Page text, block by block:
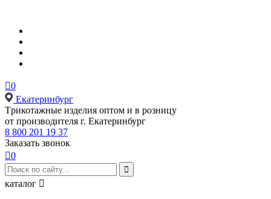
0
Екатеринбург
Tрикотажные изделия оптом и в розницу
от производителя г. Екатеринбург
8 800 201 19 37
Заказать звонок
0

каталог 